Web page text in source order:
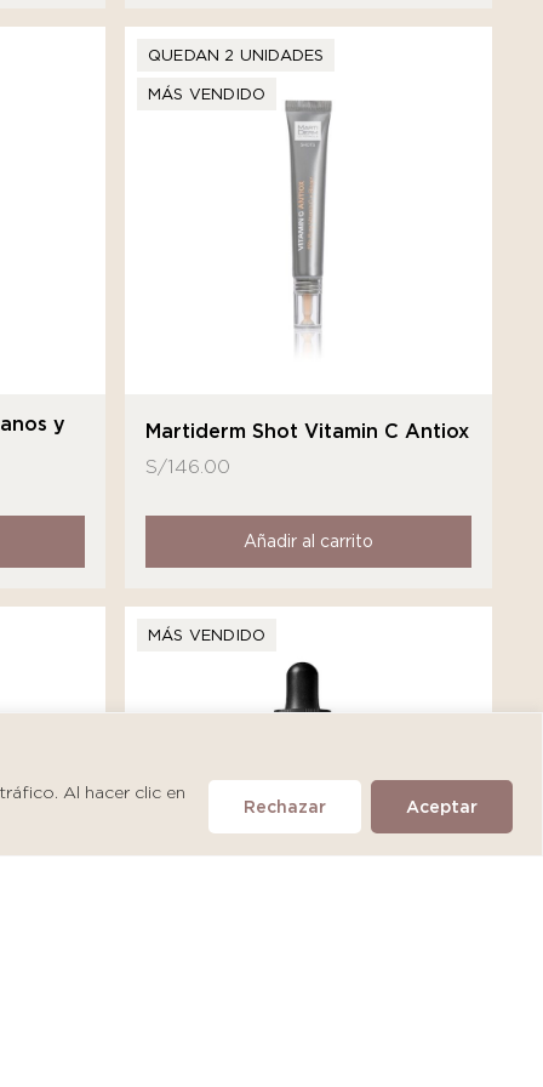
Al hacer clic en
Rechazar Aceptar
y
QUEDAN 2 UNIDADES
MÁS VENDIDO
Martiderm Shot Vitamin C Antiox
S/146.00
Añadir al carrito
MÁS VENDIDO